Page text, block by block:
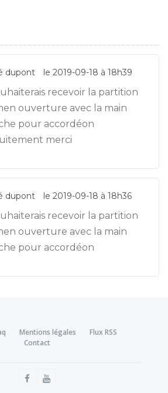
dupont le 2019-09-18 à 18h39
recevoir la partition
ouverture avec la main
pour accordéon
merci
dupont le 2019-09-18 à 18h36
recevoir la partition
ouverture avec la main
pour accordéon
Mentions légales
Flux RSS
Contact